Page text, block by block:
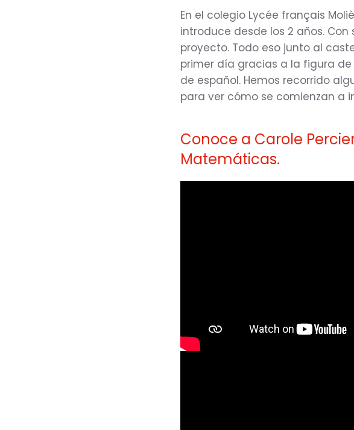
En el colegio Lycée français
introduce desde los 2 años.
proyecto. Todo eso junto al
primer día gracias a la figura
de español. Hemos recorrido
para ver cómo se comienzan a
Conoce a Carole
Matemáticas.